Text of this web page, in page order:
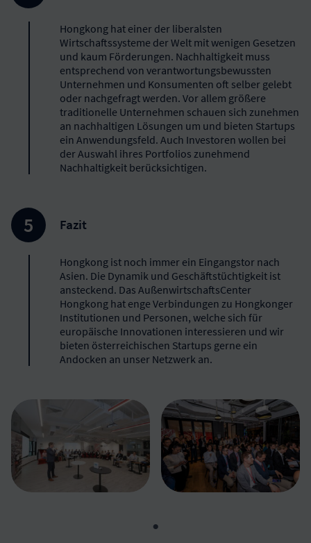
Hongkong hat einer der liberalsten
Wirtschaftssysteme der Welt mit wenigen Gesetzen
und kaum Förderungen. Nachhaltigkeit muss
entsprechend von verantwortungsbewussten
Unternehmen und Konsumenten oft selber gelebt
oder nachgefragt werden. Vor allem größere
traditionelle Unternehmen schauen sich zunehmen
an nachhaltigen Lösungen um und bieten Startups
ein Anwendungsfeld. Auch Investoren wollen bei
der Auswahl ihres Portfolios zunehmend
Nachhaltigkeit berücksichtigen.
Fazit
Hongkong ist noch immer ein Eingangstor nach
Asien. Die Dynamik und Geschäftstüchtigkeit ist
ansteckend. Das AußenwirtschaftsCenter
Hongkong hat enge Verbindungen zu Hongkonger
Institutionen und Personen, welche sich für
europäische Innovationen interessieren und wir
bieten österreichischen Startups gerne ein
Andocken an unser Netzwerk an.